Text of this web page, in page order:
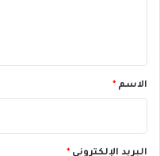
*الاسم *
البريد الإلكتروني *